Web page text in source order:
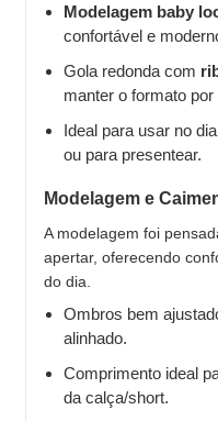
Modelagem baby
confortável e
Gola redonda com
manter o formato
Ideal para usar no
ou para presentear.
Modelagem e
A modelagem foi
apertar, oferecendo
do dia.
Ombros bem
alinhado.
Comprimento ideal
da calça/short.